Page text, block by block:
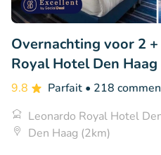
Overnachting voor 2
Royal Hotel Den
9.8 Parfait • 218
Leonardo Royal Hotel
Den Haag (2km)